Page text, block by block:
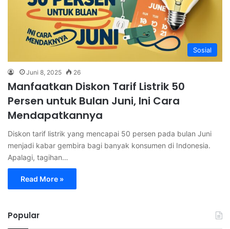
Sosial
Juni 8, 2025 26
Manfaatkan Diskon Tarif Listrik 50
Persen untuk Bulan Juni, Ini Cara
Mendapatkannya
Diskon tarif listrik yang mencapai 50 persen pada bulan Juni
menjadi kabar gembira bagi banyak konsumen di Indonesia.
Apalagi, tagihan…
Read More »
Popular